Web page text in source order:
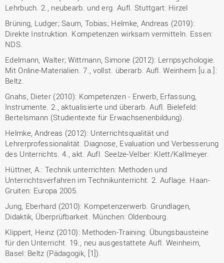
Lehrbuch. 2., neubearb. und erg. Aufl. Stuttgart: Hirzel
Brüning, Ludger; Saum, Tobias; Helmke, Andreas (2019):
Direkte Instruktion. Kompetenzen wirksam vermitteln. Essen:
NDS.
Edelmann, Walter; Wittmann, Simone (2012): Lernpsychologie.
Mit Online-Materialien. 7., vollst. überarb. Aufl. Weinheim [u.a.]:
Beltz.
Gnahs, Dieter (2010): Kompetenzen - Erwerb, Erfassung,
Instrumente. 2., aktualisierte und überarb. Aufl. Bielefeld:
Bertelsmann (Studientexte für Erwachsenenbildung).
Helmke, Andreas (2012): Unterrichtsqualität und
Lehrerprofessionalität. Diagnose, Evaluation und Verbesserung
des Unterrichts. 4., akt. Aufl. Seelze-Velber: Klett/Kallmeyer.
Hüttner, A.: Technik unterrichten: Methoden und
Unterrichtsverfahren im Technikunterricht. 2. Auflage. Haan-
Gruiten: Europa 2005.
Jung, Eberhard (2010): Kompetenzerwerb. Grundlagen,
Didaktik, Überprüfbarkeit. München: Oldenbourg.
Klippert, Heinz (2010): Methoden-Training. Übungsbausteine
für den Unterricht. 19., neu ausgestattete Aufl. Weinheim,
Basel: Beltz (Pädagogik, [1]).